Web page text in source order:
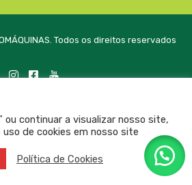
Todos os direitos reservados
ou continuar a visualizar nosso site,
de cookies em nosso site
Política de Cookies